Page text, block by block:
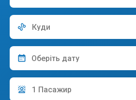
Куди
1 Пасажир